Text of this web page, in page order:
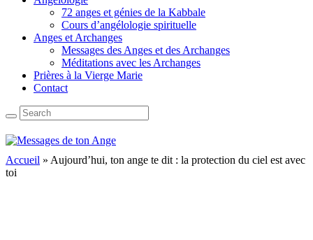
72 anges et génies de la Kabbale
Cours d’angélologie spirituelle
Anges et Archanges
Messages des Anges et des Archanges
Méditations avec les Archanges
Prières à la Vierge Marie
Contact
Accueil » Aujourd’hui, ton ange te dit : la protection du ciel est avec
toi